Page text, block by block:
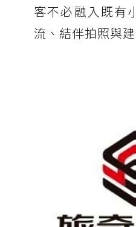
客不必融入既有
流、結伴拍照與